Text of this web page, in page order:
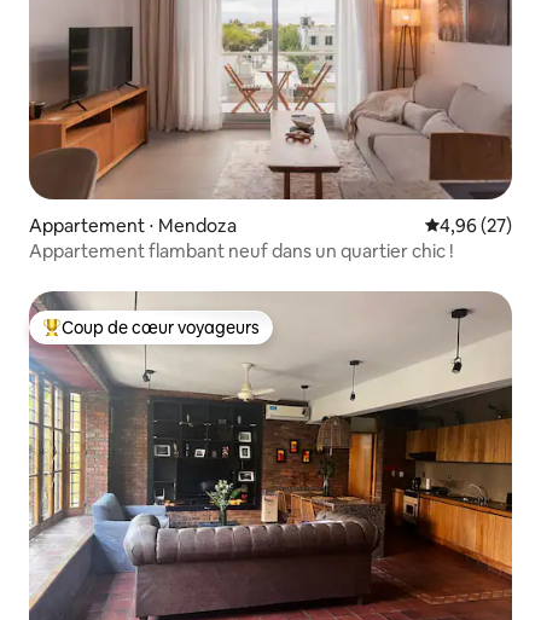
Appartement ⋅ Mendoza Évaluation
4,96 (27)
Appartement flambant neuf dans un quartier chic !
Coups de cœur voyageurs les plus appréciés
Coup de cœur voyageurs